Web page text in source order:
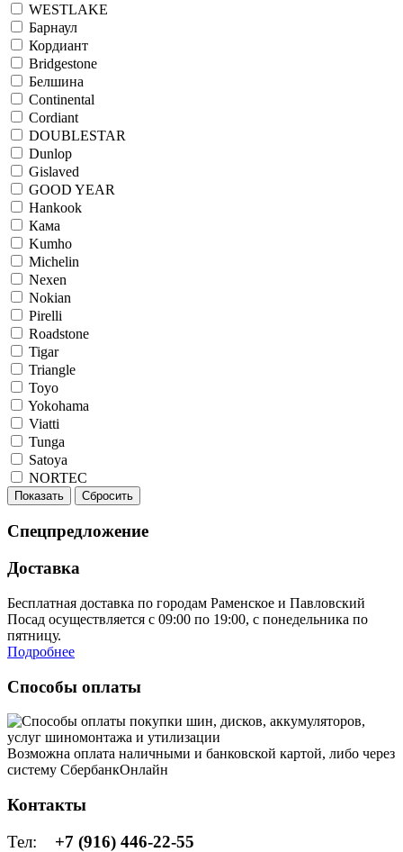
WESTLAKE
Барнаул
Кордиант
Bridgestone
Белшина
Continental
Cordiant
DOUBLESTAR
Dunlop
Gislaved
GOOD YEAR
Hankook
Кама
Kumho
Michelin
Nexen
Nokian
Pirelli
Roadstone
Tigar
Triangle
Toyo
Yokohama
Viatti
Tunga
Satoya
NORTEC
Показать Сбросить
Спецпредложение
Доставка
Бесплатная доставка по городам Раменское и Павловский
Посад осуществляется с 09:00 по 19:00, с понедельника по
пятницу.
Подробнее
Способы оплаты
Возможна оплата наличными и банковской картой, либо через
систему СбербанкОнлайн
Контакты
Тел: +7 (916) 446-22-55